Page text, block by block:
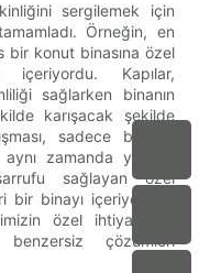
sergilemek için
Örneğin, en
konut binasına özel
içeriyordu. Kapılar,
sağlarken binanın
karışacak şekilde
sadece binanın
zamanda yüksek
sağlayan özel
bir binayı içeriyor. Bu
özel ihtiyaçlarını
benzersiz çözümleri